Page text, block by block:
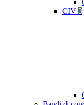
OIV 3